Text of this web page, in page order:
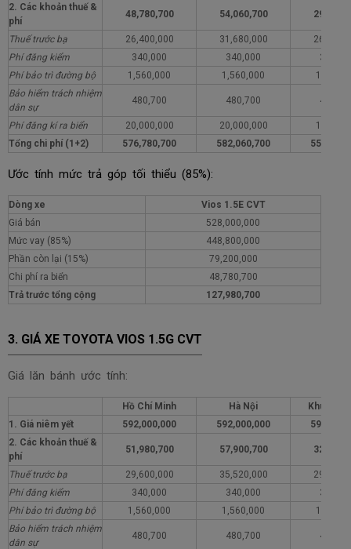
2. Các khoản thuế &
phí
48,780,700 54,060,700
Thuế trước bạ 26,400,000 31,680,000
Phí đăng kiểm
340,000 340,000
Phí bảo trì đường bộ
1,560,000 1,560,000
Bảo hiểm trách nhiệm
dân sự
480,700 480,700
Phí đăng kí ra biển 20,000,000 20,000,000
Tổng chi phí (1+2)
576,780,700 582,060,700
Ước tính mức trả góp tối thiểu (85%):
Dòng xe
Vios 1.5E CVT
Giá bán
528,000,000
Mức vay (85%)
448,800,000
Phần còn lại (15%)
79,200,000
Chi phí ra biển
48,780,700
Trả trước tổng cộng
127,980,700
3. GIÁ XE TOYOTA VIOS 1.5G CVT
Giá lăn bánh ước tính:
Hồ Chí Minh Hà Nội
Khu vực
1. Giá niêm yết
592,000,000 592,000,000
2. Các khoản thuế &
phí
51,980,700 57,900,700
Thuế trước bạ 29,600,000 35,520,000
Phí đăng kiểm
340,000 340,000
Phí bảo trì đường bộ
1,560,000 1,560,000
Bảo hiểm trách nhiệm
dân sự
480,700 480,700